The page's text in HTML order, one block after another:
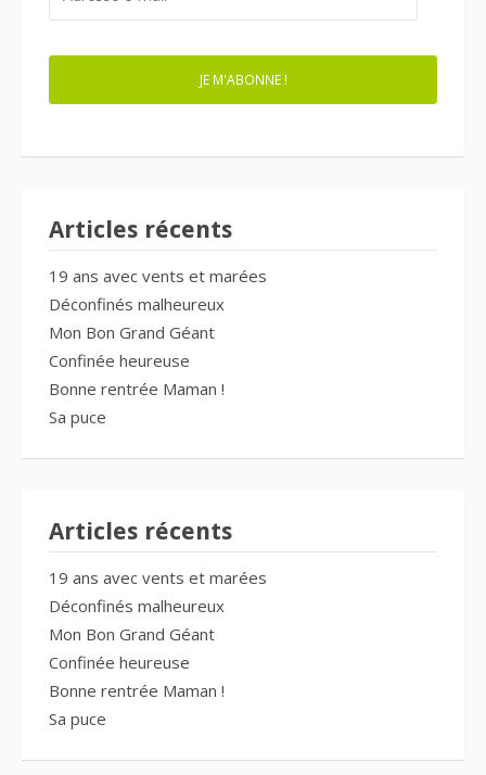
MAIL
JE M'ABONNE !
Articles récents
19 ans avec vents et marées
Déconfinés malheureux
Mon Bon Grand Géant
Confinée heureuse
Bonne rentrée Maman !
Sa puce
Articles récents
19 ans avec vents et marées
Déconfinés malheureux
Mon Bon Grand Géant
Confinée heureuse
Bonne rentrée Maman !
Sa puce